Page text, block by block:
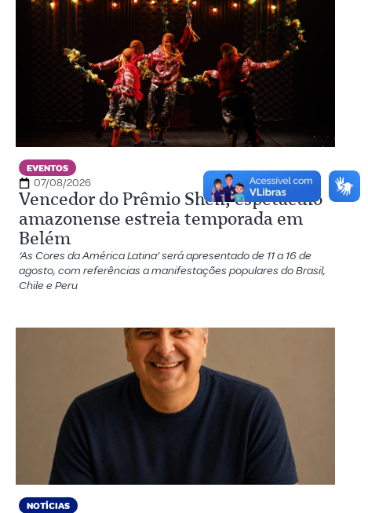
EVENTOS
07/08/2026
Vencedor do Prêmio Shell, espetáculo
amazonense estreia temporada em
Belém
‘As Cores da América Latina’ será apresentado de 11 a 16 de
agosto, com referências a manifestações populares do Brasil,
Chile e Peru
NOTÍCIAS